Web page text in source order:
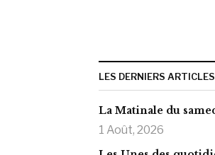
LES DERNIERS ARTICLES
La Matinale du
1 Août, 2026